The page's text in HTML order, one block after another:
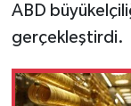
ABD
gerçekleştirdi.